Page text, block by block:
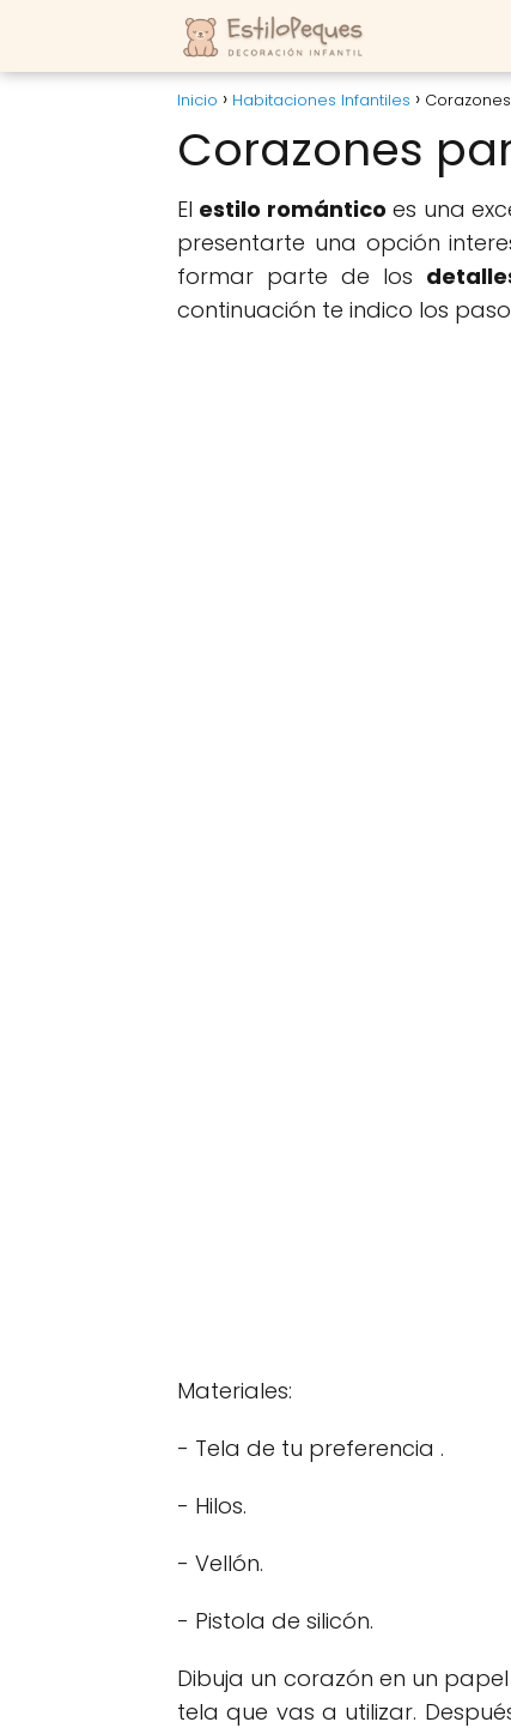
Inicio Habitaciones Infantiles
Corazones
El estilo romántico es una
presentarte una opción
formar parte de los
continuación te indico los
Materiales:
- Tela de tu preferencia .
- Hilos.
- Vellón.
- Pistola de silicón.
Dibuja un corazón en un
tela que vas a utilizar.